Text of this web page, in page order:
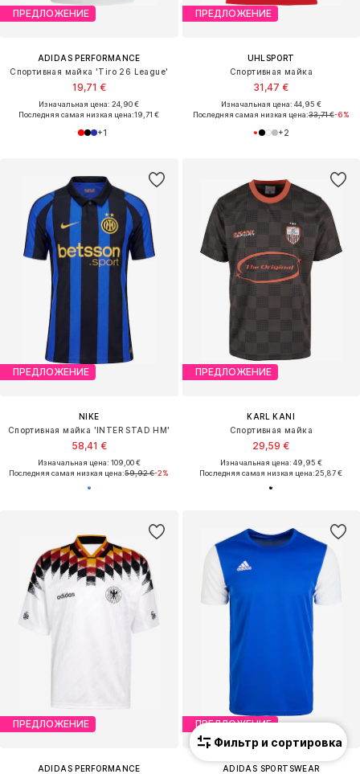
ПРЕДЛОЖЕНИЕ
ADIDAS PERFORMANCE
Спортивная майка 'Tiro 26 League'
19,71 €
Изначальная цена: 24,90 €
Последняя самая низкая цена:19,71 €
+1
ПРЕДЛОЖЕНИЕ
UHLSPORT
Спортивная майка
31,47 €
Изначальная цена: 44,95 €
Последняя самая низкая цена:33,71 €-6%
+2
ПРЕДЛОЖЕНИЕ
NIKE
Спортивная майка 'INTER STAD HM'
58,41 €
Изначальная цена: 109,00 €
Последняя самая низкая цена:59,92 €-2%
ПРЕДЛОЖЕНИЕ
KARL KANI
Спортивная майка
29,59 €
Изначальная цена: 49,95 €
Последняя самая низкая цена:25,87 €
ПРЕДЛОЖЕНИЕ
ADIDAS PERFORMANCE
ПРЕДЛОЖЕНИЕ
ADIDAS SPORTSWEAR
Фильтр и сортировка